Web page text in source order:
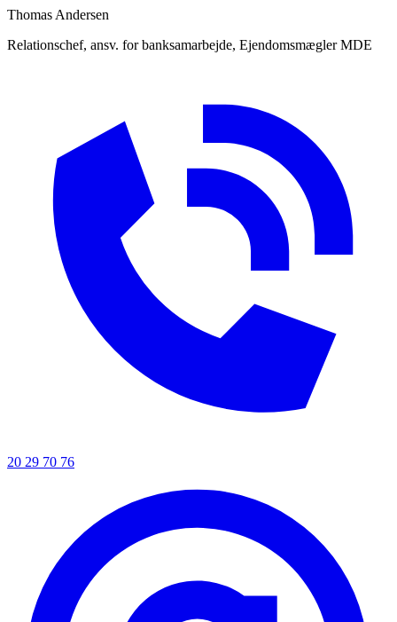
Thomas Andersen
Relationschef, ansv. for banksamarbejde, Ejendomsmægler MDE
20 29 70 76